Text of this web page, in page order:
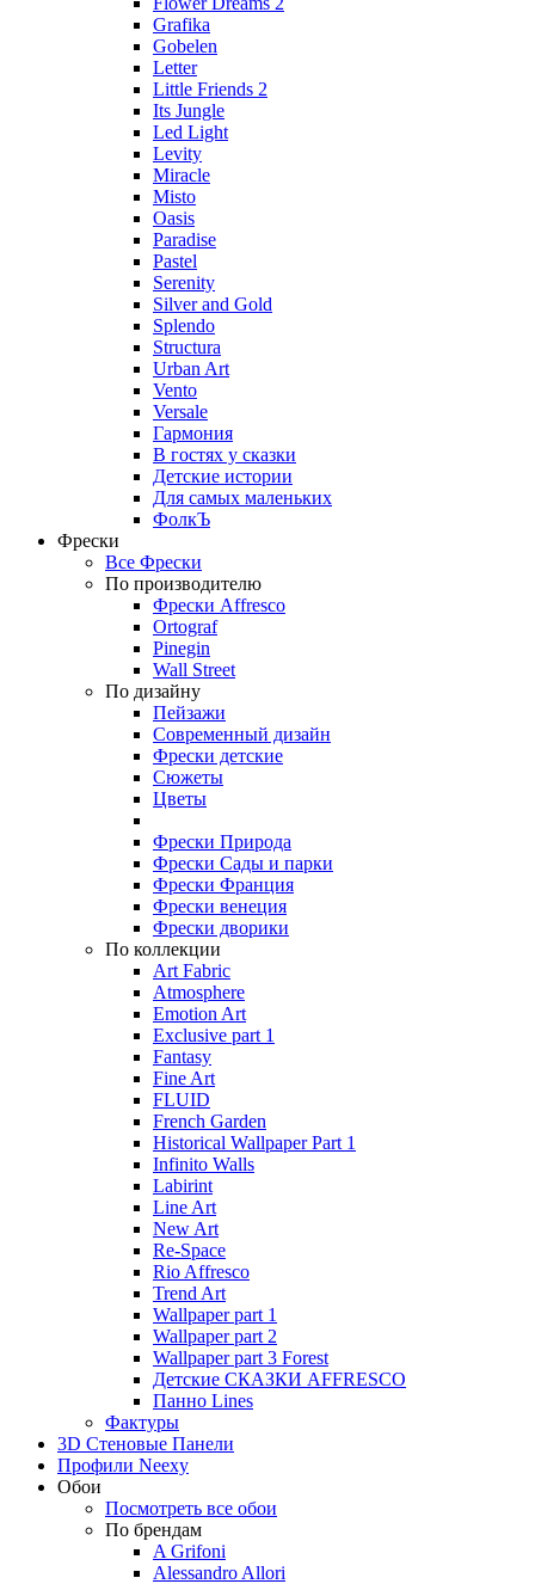
Grafika
Gobelen
Letter
Little Friends 2
Its Jungle
Led Light
Levity
Miracle
Misto
Oasis
Paradise
Pastel
Serenity
Silver and Gold
Splendo
Structura
Urban Art
Vento
Versale
Гармония
В гостях у сказки
Детские истории
Для самых маленьких
ФолкЪ
Фрески
Все Фрески
По производителю
Фрески Affresco
Ortograf
Pinegin
Wall Street
По дизайну
Пейзажи
Современный дизайн
Фрески детские
Сюжеты
Цветы
Фрески Природа
Фрески Сады и парки
Фрески Франция
Фрески венеция
Фрески дворики
По коллекции
Art Fabric
Atmosphere
Emotion Art
Exclusive part 1
Fantasy
Fine Art
FLUID
French Garden
Historical Wallpaper Part 1
Infinito Walls
Labirint
Line Art
New Art
Re-Space
Rio Affresco
Trend Art
Wallpaper part 1
Wallpaper part 2
Wallpaper part 3 Forest
Детские СКАЗКИ AFFRESCO
Панно Lines
Фактуры
3D Стеновые Панели
Профили Neexy
Обои
Посмотреть все обои
По брендам
A Grifoni
Alessandro Allori